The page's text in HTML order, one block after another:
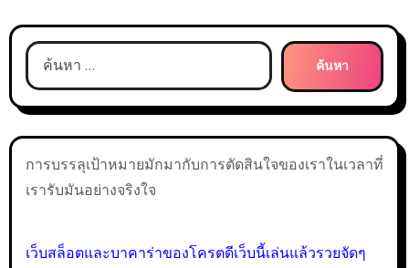
ค้นหา
สำหรับ:
การบรรลุเป้าหมายมักมากับการตัดสินใจของเราในเวลาที่
เรารับมันอย่างจริงใจ
เว็บสล็อตและบาคาร่าของโครตดีเว็บนี้เล่นแล้วรวยจัดๆ